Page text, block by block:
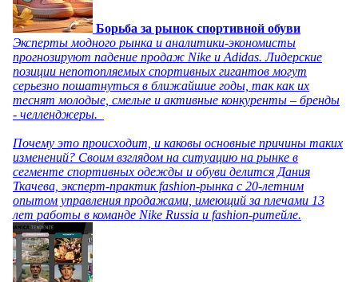
Борьба за рынок спортивной обуви
Эксперты модного рынка и аналитики-экономисты
прогнозируют падение продаж Nike и Adidas. Лидерские
позиции непотопляемых спортивных гигантов могут
серьезно пошатнуться в ближайшие годы, так как их
теснят молодые, смелые и активные конкуренты – бренды
- челленджеры.
Почему это происходит, и каковы основные причины таких
изменений? Своим взглядом на ситуацию на рынке в
сегменте спортивных одежды и обуви делится Дания
Ткачева, эксперт-практик fashion-рынка с 20-летним
опытом управления продажами, имеющий за плечами 13
лет работы в команде Nike Russia и fashion-ритейле.